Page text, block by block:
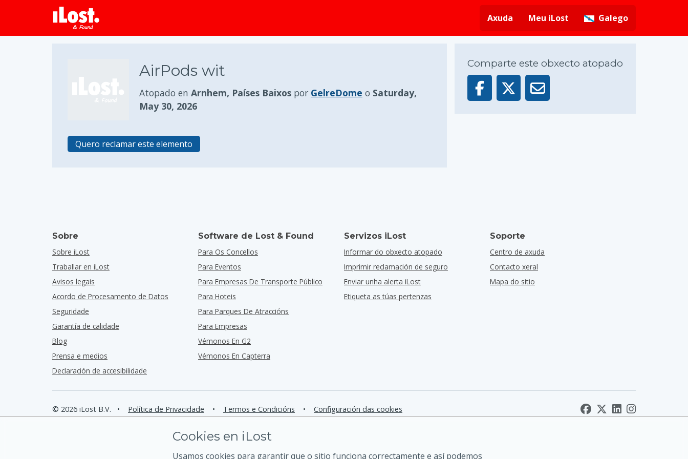
Axuda Meu iLost Galego
AirPods wit
Atopado en Arnhem, Países Baixos por GelreDome o Saturday,
May 30, 2026
Quero reclamar este elemento
Comparte este obxecto atopado
Sobre
Sobre iLost
Traballar en iLost
Avisos legais
Acordo de Procesamento de Datos
Seguridade
Garantía de calidade
Blog
Prensa e medios
Declaración de accesibilidade
Software de Lost & Found
Para Os Concellos
Para Eventos
Para Empresas De Transporte Público
Para Hoteis
Para Parques De Atraccións
Para Empresas
Vémonos En G2
Vémonos En Capterra
Servizos iLost
Informar do obxecto atopado
Imprimir reclamación de seguro
Enviar unha alerta iLost
Etiqueta as túas pertenzas
Soporte
Centro de axuda
Contacto xeral
Mapa do sitio
© 2026 iLost B.V. • Política de Privacidade • Termos e Condicións • Configuración das cookies
Cookies en iLost
Usamos cookies para garantir que o sitio funciona correctamente e así podemos